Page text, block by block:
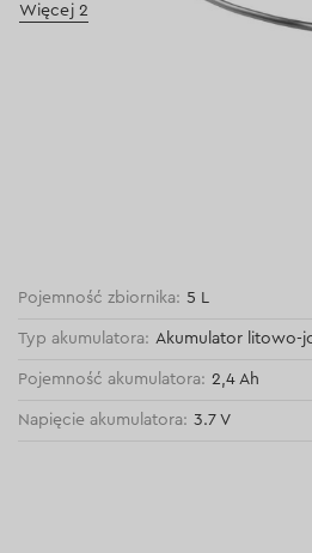
Więcej 2
Pojemność zbiornika: 5 L
Typ akumulatora: Akumulator litowo-
Pojemność akumulatora: 2,4 Ah
Napięcie akumulatora: 3.7 V